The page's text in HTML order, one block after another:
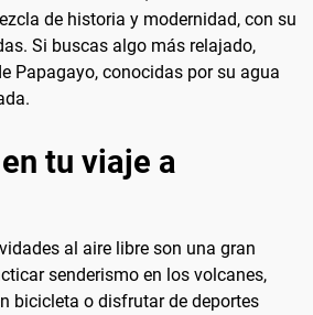
de historia y modernidad, con su
Si buscas algo más relajado,
Papagayo, conocidas por su agua
tu viaje a
al aire libre son una gran
senderismo en los volcanes,
bicicleta o disfrutar de deportes